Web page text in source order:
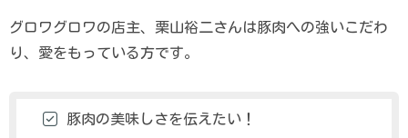
グロワグロワの店主、栗山裕二さんは豚肉への強いこだわ
り、愛をもっている方です。
豚肉の美味しさを伝えたい！